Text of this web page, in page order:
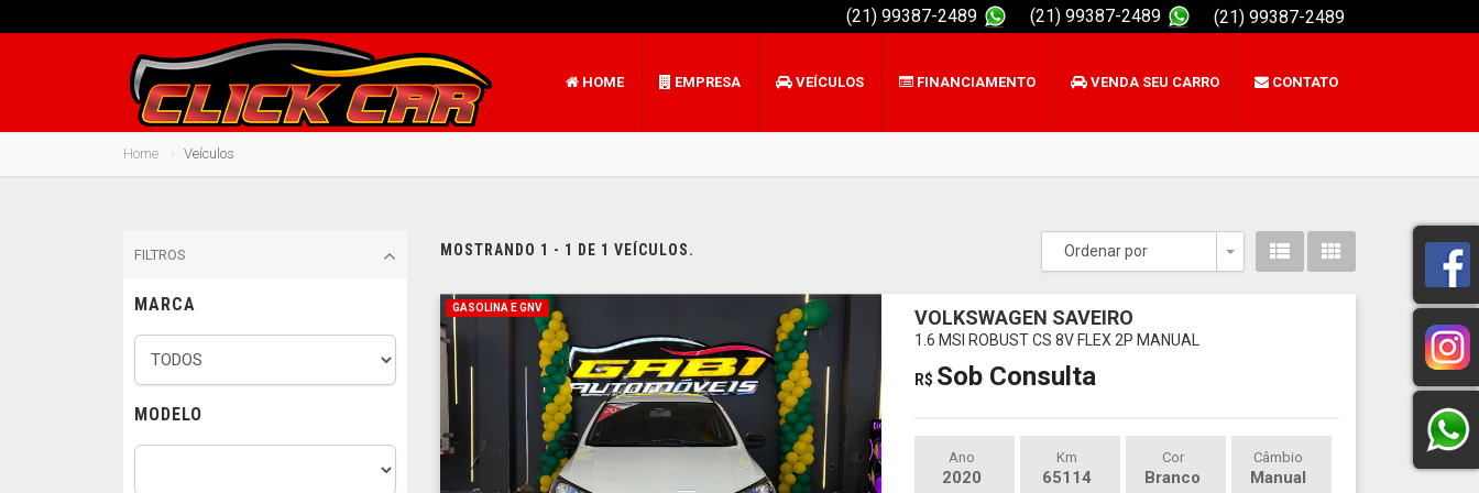
(21) 99387-2489 (21) 99387-2489 (21) 99387-2489
HOME EMPRESA VEÍCULOS FINANCIAMENTO VENDA SEU CARRO CONTATO
Home Veículos
FILTROS
MARCA
MODELO
MOSTRANDO 1 - 1 DE 1 VEÍCULOS. Ordenar por
Toggle Dropdown
GASOLINA E GNV VOLKSWAGEN SAVEIRO
1.6 MSI ROBUST CS 8V FLEX 2P MANUAL
R$ Sob Consulta
Ano
2020
Km
65114
Cor
Branco
Câmbio
Manual